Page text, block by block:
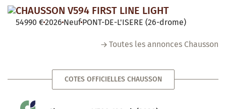
CHAUSSON V594 FIRST LINE LIGHT
54990 €2026 Neuf PONT-DE-L'ISERE (26-drome)
Toutes les annonces Chausson
COTES OFFICIELLES CHAUSSON